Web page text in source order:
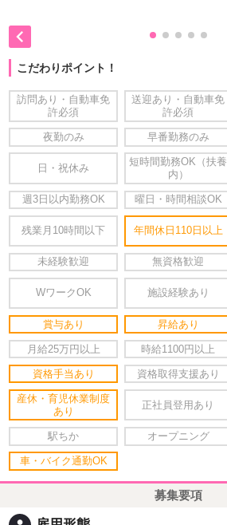

こだわりポイント！
訪問あり・自動車免
許必須
送迎あり・自動車免
許必須
夜勤のみ 早番勤務のみ
日・祝休み
短時間勤務OK（扶養
内）
週3日以内勤務OK 曜日・時間相談OK
残業月10時間以下 年間休日110日以上
未経験歓迎 無資格歓迎
WワークOK 施設経験あり
賞与あり 昇給あり
月給25万円以上 時給1100円以上
資格手当あり 資格取得支援あり
産休・育児休業制度
あり
正社員登用あり
駅ちか オープニング
車・バイク通勤OK
募集要項